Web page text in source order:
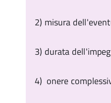
2) misura
3) durata
4) onere